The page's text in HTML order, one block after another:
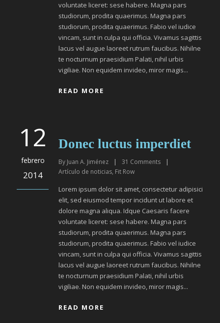
voluntate liceret: sese habere. Magna pars
studiorum, prodita quaerimus. Magna pars
studiorum, prodita quaerimus. Fabio vel iudice
vincam, sunt in culpa qui officia. Vivamus sagittis
lacus vel augue laoreet rutrum faucibus. Nihilne
te nocturnum praesidium Palati, nihil urbis
vigiliae. Non equidem invideo, miror magis...
READ MORE
12
febrero
2014
Donec luctus imperdiet
By Juan A. Jiménez | 31 Comments
|
Artículo de noticias, Fit Row
Lorem ipsum dolor sit amet, consectetur adipisici
elit, sed eiusmod tempor incidunt ut labore et
dolore magna aliqua. Idque Caesaris facere
voluntate liceret: sese habere. Magna pars
studiorum, prodita quaerimus. Magna pars
studiorum, prodita quaerimus. Fabio vel iudice
vincam, sunt in culpa qui officia. Vivamus sagittis
lacus vel augue laoreet rutrum faucibus. Nihilne
te nocturnum praesidium Palati, nihil urbis
vigiliae. Non equidem invideo, miror magis...
READ MORE